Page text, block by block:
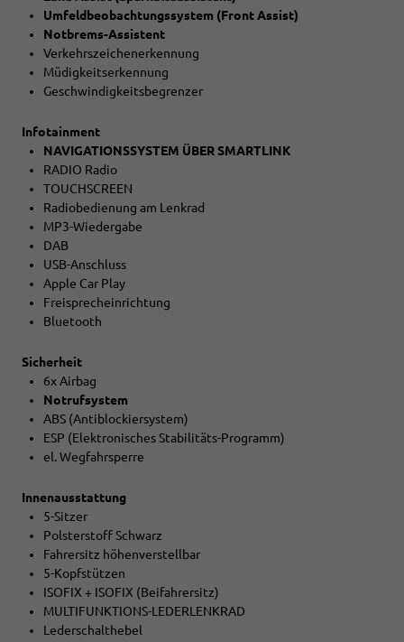
Umfeldbeobachtungssystem (Front Assist)
Notbrems-Assistent
Verkehrszeichenerkennung
Müdigkeitserkennung
Geschwindigkeitsbegrenzer
Infotainment
NAVIGATIONSSYSTEM ÜBER SMARTLINK
RADIO Radio
TOUCHSCREEN
Radiobedienung am Lenkrad
MP3-Wiedergabe
DAB
USB-Anschluss
Apple Car Play
Freisprecheinrichtung
Bluetooth
Sicherheit
6x Airbag
Notrufsystem
ABS (Antiblockiersystem)
ESP (Elektronisches Stabilitäts-Programm)
el. Wegfahrsperre
Innenausstattung
5-Sitzer
Polsterstoff Schwarz
Fahrersitz höhenverstellbar
5-Kopfstützen
ISOFIX + ISOFIX (Beifahrersitz)
MULTIFUNKTIONS-LEDERLENKRAD
Lederschalthebel